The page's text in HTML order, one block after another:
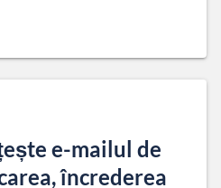
e-mailul de
încrederea